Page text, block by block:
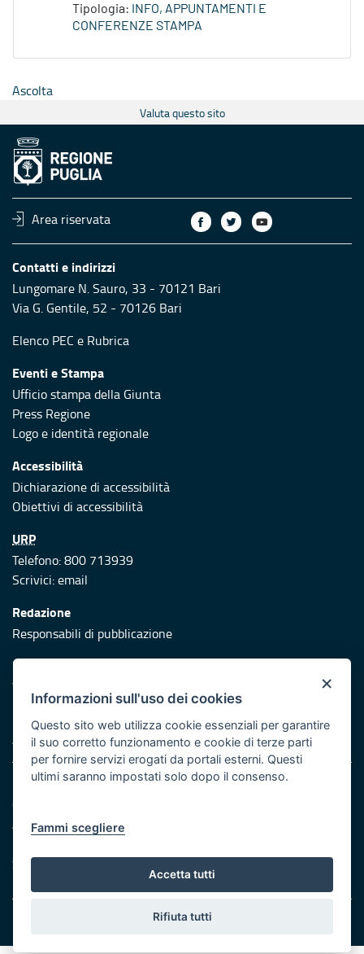
Tipologia:
INFO, APPUNTAMENTI E
CONFERENZE STAMPA
Ascolta
Valuta questo sito
Area riservata
Contatti e indirizzi
Lungomare N. Sauro, 33 - 70121 Bari
Via G. Gentile, 52 - 70126 Bari
Elenco PEC e Rubrica
Eventi e Stampa
Ufficio stampa della Giunta
Press Regione
Logo e identità regionale
Accessibilità
Dichiarazione di accessibilità
Obiettivi di accessibilità
URP
Telefono: 800 713939
Scrivici:email
Redazione
Responsabili di pubblicazione
Protezione civile
Vai al sito di Protezione Civile Puglia
Iniziativa finanziata con risorse del POR Puglia 2014/2020 -
Asse XI
Note legali
Cookie e privacy
Atti di notifica
Servizi Intranet
© Regione Puglia
×
Informazioni sull'uso dei cookies
Questo sito web utilizza cookie essenziali per garantire
il suo corretto funzionamento e cookie di terze parti
per fornire servizi erogati da portali esterni. Questi
ultimi saranno impostati solo dopo il consenso.
Fammi scegliere
Accetta tutti
Rifiuta tutti